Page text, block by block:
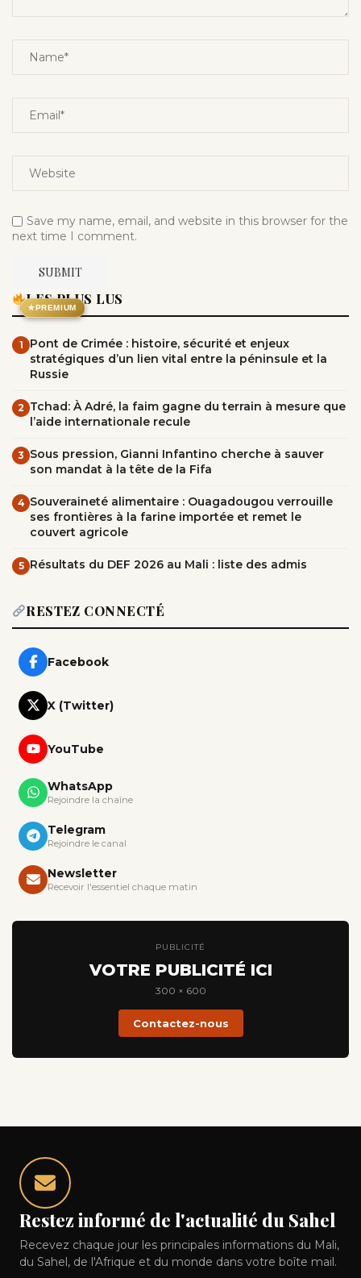
Save my name, email, and website in this browser for the
next time I comment.
★PREMIUM
LES PLUS LUS
1
Pont de Crimée : histoire, sécurité et enjeux
stratégiques d’un lien vital entre la péninsule et la
Russie
2 Tchad: À Adré, la faim gagne du terrain à mesure que
l’aide internationale recule
3 Sous pression, Gianni Infantino cherche à sauver
son mandat à la tête de la Fifa
4 Souveraineté alimentaire : Ouagadougou verrouille
ses frontières à la farine importée et remet le
couvert agricole
5 Résultats du DEF 2026 au Mali : liste des admis
RESTEZ CONNECTÉ
Facebook
X (Twitter)
YouTube
WhatsApp
Rejoindre la chaîne
Telegram
Rejoindre le canal
Newsletter
Recevoir l'essentiel chaque matin
PUBLICITÉ
VOTRE PUBLICITÉ ICI
300 × 600
Contactez-nous
Restez informé de l'actualité du Sahel
Recevez chaque jour les principales informations du Mali,
du Sahel, de l'Afrique et du monde dans votre boîte mail.